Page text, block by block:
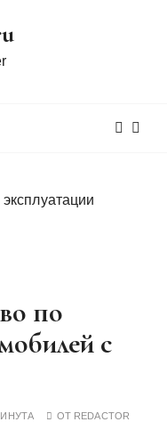
по
с
ОТ REDACTOR